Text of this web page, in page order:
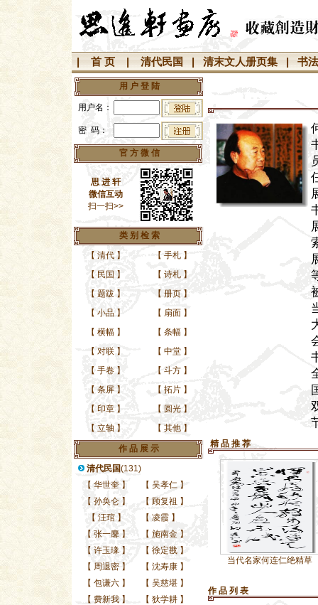
首 页 清代民国 清末文人册页集 书
用 户 登 陆
用户名：
密 码：
官 方 微 信
思 进 轩
微信互动
扫一扫>>
类 别 检 索
【 清代 】 【 手札 】
【 民国 】 【 诗札 】
【 题跋 】 【 册页 】
【 小品 】 【 扇面 】
【 横幅 】 【 条幅 】
【 对联 】 【 中堂 】
【 手卷 】 【 斗方 】
【 条屏 】 【 拓片 】
【 印章 】 【 圆光 】
【 立轴 】 【 其他 】
作 品 展 示
清代民国(131)
【 华世奎 】 【 吴孝仁 】
【 孙奂仑 】 【 顾复祖 】
【 汪琯 】 【 凌霞 】
【 张一麐 】 【 施南金 】
【 许玉瑑 】 【 徐定戡 】
【 周退密 】 【 沈寿康 】
【 包谦六 】 【 吴慈堪 】
【 费新我 】 【 狄学耕 】
精 品 推 荐
当代名家何连仁绝精草
作 品 列 表